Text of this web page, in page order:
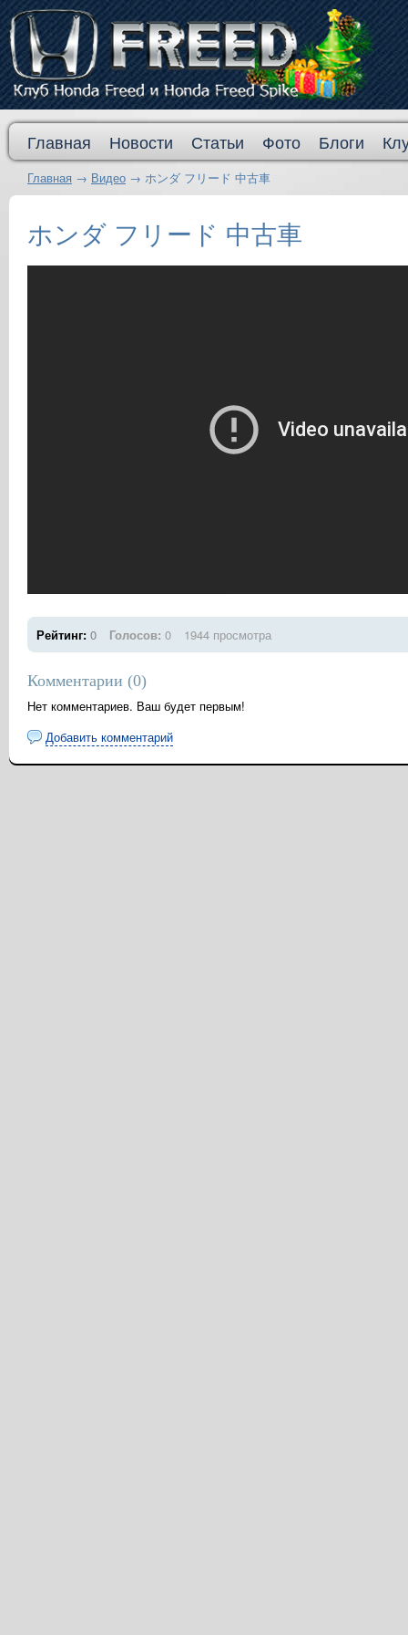
Главная Новости Статьи Фото Блоги
Главная → Видео → ホンダ フリード 中古車
ホンダ フリード 中古車
Рейтинг: 0 Голосов: 0 1944 просмотра
Комментарии (0)
Нет комментариев. Ваш будет первым!
Добавить комментарий